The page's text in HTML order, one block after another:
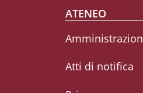
ATENEO
Atti di notifica